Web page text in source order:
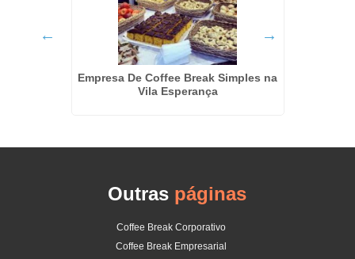
Empresa De Coffee Break Simples na
Vila Esperança
Outras páginas
Coffee Break Corporativo
Coffee Break Empresarial